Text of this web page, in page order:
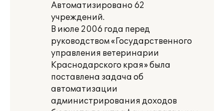
Автоматизировано 62
учреждений.
В июле 2006 года перед
руководством «Государственного
управления ветеринарии
Краснодарского края» была
поставлена задача об
автоматизации
администрирования доходов